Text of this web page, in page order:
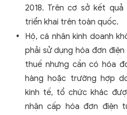
2018. Trên cơ sở kết
triển khai trên toàn quốc.
Hộ, cá nhân kinh doanh
phải sử dụng hóa đơn
thuế nhưng cần có hóa
hàng hoặc trường hợp
kinh tế, tổ chức khác
nhận cấp hóa đơn điện